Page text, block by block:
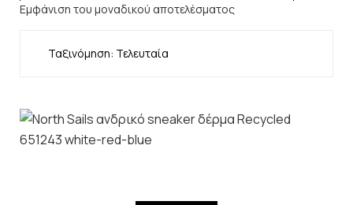
Εμφάνιση του μοναδικού αποτελέσματος